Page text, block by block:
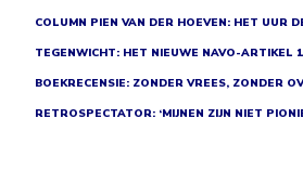
COLUMN PIEN VAN DER HOEVEN: HET UUR
TEGENWICHT: HET NIEUWE NAVO-ARTIKEL
BOEKRECENSIE: ZONDER VREES, ZONDER
RETROSPECTATOR: ‘MIJNEN ZIJN NIET